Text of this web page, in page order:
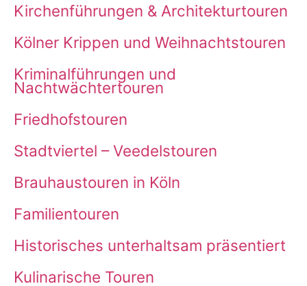
Kirchenführungen & Architekturtouren
Kölner Krippen und Weihnachtstouren
Kriminalführungen und
Nachtwächtertouren
Friedhofstouren
Stadtviertel – Veedelstouren
Brauhaustouren in Köln
Familientouren
Historisches unterhaltsam präsentiert
Kulinarische Touren